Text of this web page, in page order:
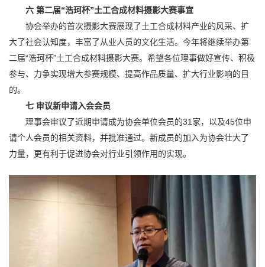
六 第二届“浩珂杯”土工合成材料摄影大赛事宜
协会举办的首次摄影大赛展现了土工合成材料产业的风采、扩
大了社会认知度，丰富了从业人员的文化生活。今年将继续举办第
二届“浩珂杯”土工合成材料摄影大赛。希望各位理事做好宣传、积极
参与、力争实现增大参赛规模、提高作品质量、扩大行业影响的目
的。
七 审议新申请入会会员
理事会审议了近期申请成为协会单位会员的31家，以及45位申
请个人会员的相关资料，并批准通过。新成员的加入为协会壮大了
力量，更有利于促进协会对行业引领作用的实现。